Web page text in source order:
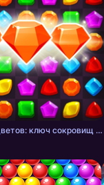
Тайна самоцветов: ключ сокровищ - три в ряд